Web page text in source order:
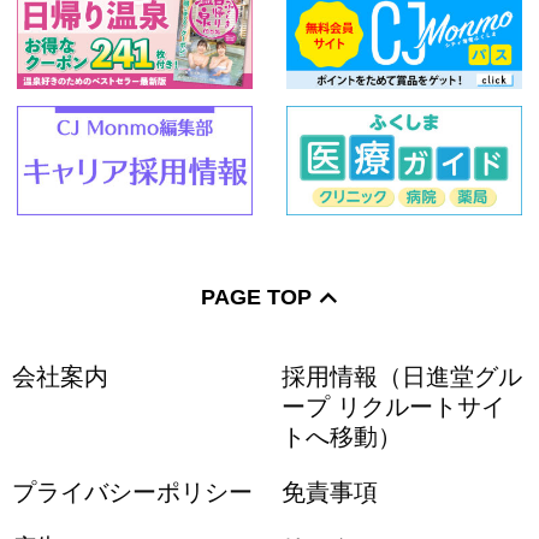
PAGE TOP
会社案内
採用情報（日進堂グル
ープ リクルートサイ
トへ移動）
プライバシーポリシー 免責事項